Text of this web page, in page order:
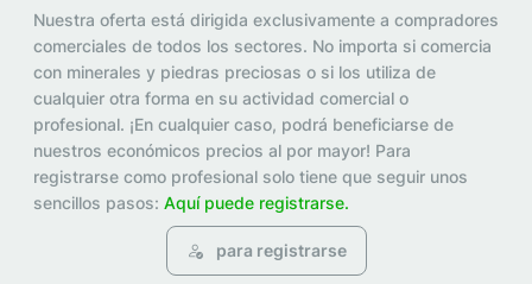
Nuestra oferta está dirigida exclusivamente a compradores
comerciales de todos los sectores. No importa si comercia
con minerales y piedras preciosas o si los utiliza de
cualquier otra forma en su actividad comercial o
profesional. ¡En cualquier caso, podrá beneficiarse de
nuestros económicos precios al por mayor! Para
registrarse como profesional solo tiene que seguir unos
sencillos pasos: Aquí puede registrarse.
para registrarse